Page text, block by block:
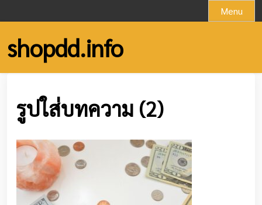
to
content
Menu
shopdd.info
รูปใส่บทความ (2)